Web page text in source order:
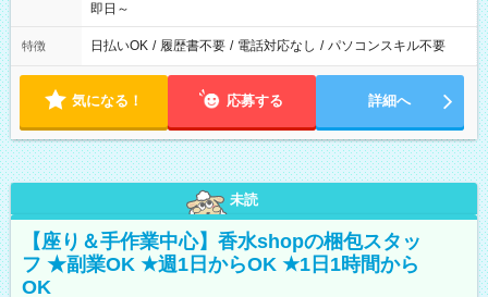
即日～
特徴 日払いOK / 履歴書不要 / 電話対応なし / パソコンスキル不要
気になる！ 応募する 詳細へ
未読
【座り＆手作業中心】香水shopの梱包スタッ
フ ★副業OK ★週1日からOK ★1日1時間から
OK